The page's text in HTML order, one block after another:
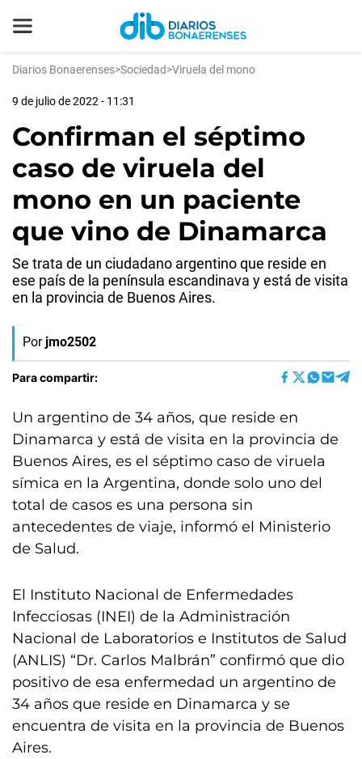
Diarios Bonaerenses>Sociedad>Viruela del mono
9 de julio de 2022 - 11:31
Confirman el séptimo
caso de viruela del
mono en un paciente
que vino de Dinamarca
Se trata de un ciudadano argentino que reside en
ese país de la península escandinava y está de visita
en la provincia de Buenos Aires.
Por jmo2502
Para compartir:
Un argentino de 34 años, que reside en
Dinamarca y está de visita en la provincia de
Buenos Aires, es el séptimo caso de viruela
símica en la Argentina, donde solo uno del
total de casos es una persona sin
antecedentes de viaje, informó el Ministerio
de Salud.
El Instituto Nacional de Enfermedades
Infecciosas (INEI) de la Administración
Nacional de Laboratorios e Institutos de Salud
(ANLIS) “Dr. Carlos Malbrán” confirmó que dio
positivo de esa enfermedad un argentino de
34 años que reside en Dinamarca y se
encuentra de visita en la provincia de Buenos
Aires.